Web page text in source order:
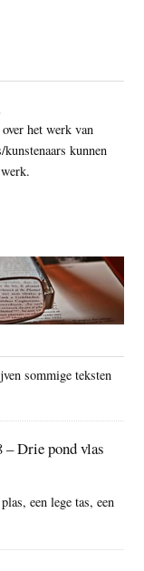
het werk van
kunnen
sommige teksten
Drie pond vlas
een lege tas, een